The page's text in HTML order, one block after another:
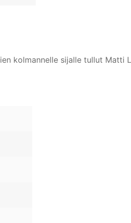
kolmannelle sijalle tullut Matti